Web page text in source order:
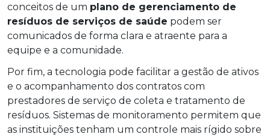
conceitos de um plano de gerenciamento de
resíduos de serviços de saúde podem ser
comunicados de forma clara e atraente para a
equipe e a comunidade.
Por fim, a tecnologia pode facilitar a gestão de ativos
e o acompanhamento dos contratos com
prestadores de serviço de coleta e tratamento de
resíduos. Sistemas de monitoramento permitem que
as instituições tenham um controle mais rígido sobre